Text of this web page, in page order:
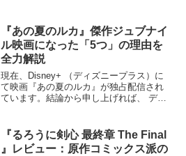
『あの夏のルカ』傑作ジュブナイ
ル映画になった「5つ」の理由を
全力解説
現在、Disney+ （ディズニープラス）に
て映画『あの夏のルカ』が独占配信され
ています。結論から申し上げれば、 ディ
ける到達点に至っていると思うばかりの
傑作でした。そし...
『るろうに剣心 最終章 The Final
』レビュー：原作コミックス派の